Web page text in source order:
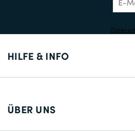
HILFE & INFO
Lieferung
ÜBER UNS